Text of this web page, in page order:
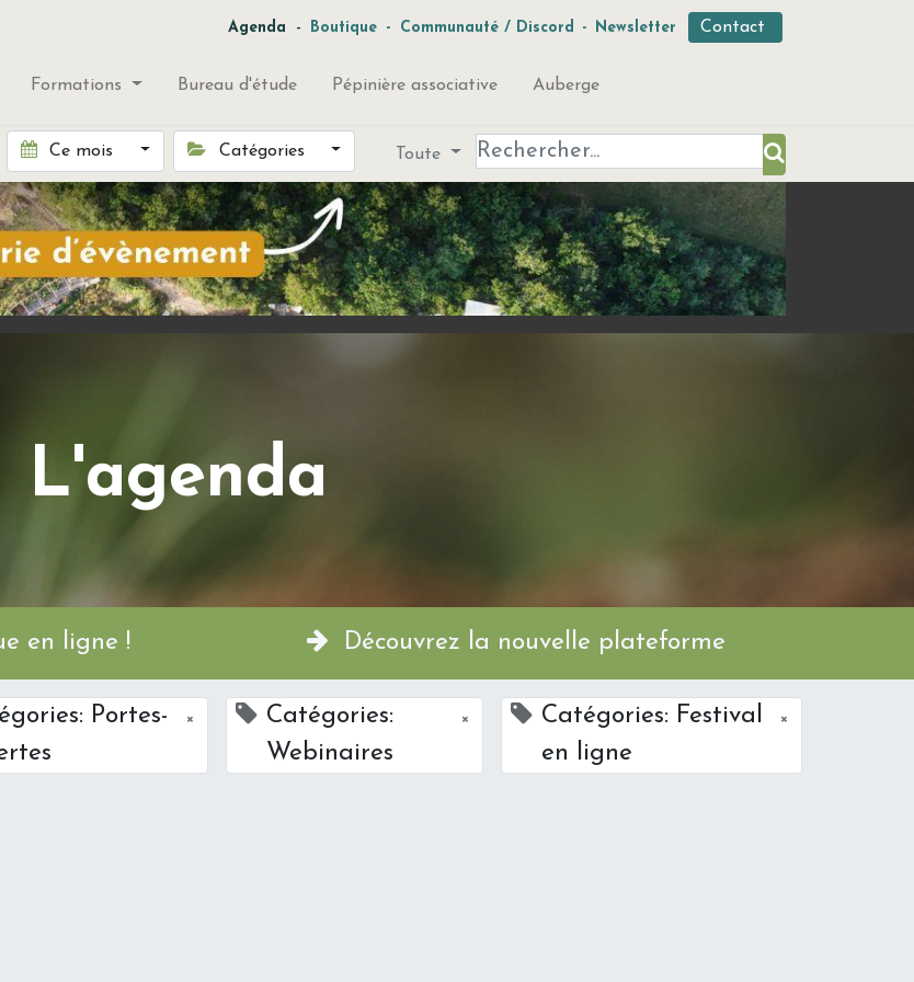
Agenda - Boutique - Communauté / Discord - Newsletter Contact
Formations Bureau d'étude Pépinière associative Auberge
Ce mois Catégories Toute
L'agenda
en ligne ! Découvrez la nouvelle plateforme
Portes-
×
Catégories:
Webinaires
×
Catégories: Festival
en ligne
×